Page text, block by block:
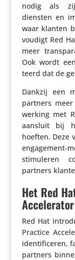
nodig als zij
diensten en
waar klanten
vou­digt Red
meer
Ook wordt
teerd dat de
Dankzij een
partners
wer­king met
aansluit bij
hoeften. Deze
enga­ge­ment-
stimu­leren
partners
Het Red
Red Hat
Practice
iden­ti­fi­ceren,
partners